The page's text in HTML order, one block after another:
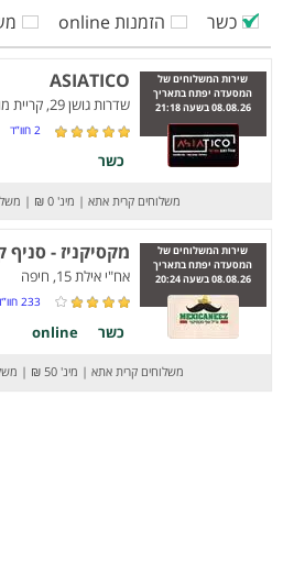
כשר
הזמנות online
שירות המשלוחים של
המסעדה יפתח בתאריך
08.08.26 בשעה 21:18
ASIATICO
שדרות גושן 29, קריית מוצקין
2 חוו”ד
כשר
משלוחים קרית אתא | מינ' 0 ₪ |
שירות המשלוחים של
המסעדה יפתח בתאריך
08.08.26 בשעה 20:24
מקסיקניז - סניף
אח"י אילת 15, חיפה
233
כשר online
משלוחים קרית אתא | מינ' 50 ₪ |